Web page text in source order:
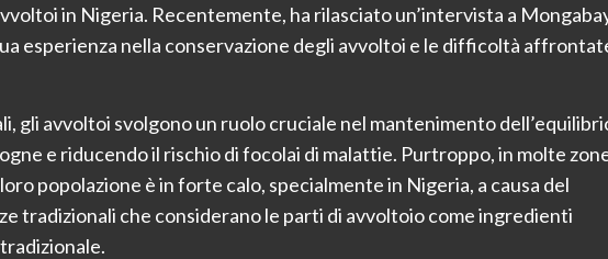
in Nigeria. Recentemente, ha rilasciato un’intervista a
esperienza nella conservazione degli avvoltoi e le difficoltà
gli avvoltoi svolgono un ruolo cruciale nel mantenimento
e riducendo il rischio di focolai di malattie. Purtroppo, in molte
popolazione è in forte calo, specialmente in Nigeria, a causa del
tradizionali che considerano le parti di avvoltoio come ingredienti